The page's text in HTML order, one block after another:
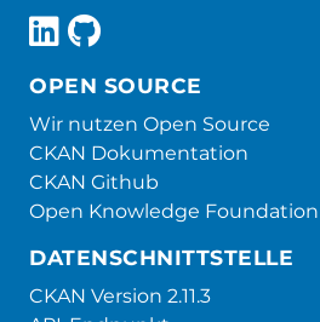
OPEN SOURCE
Wir nutzen Open Source
CKAN Dokumentation
CKAN Github
Open Knowledge Foundation
DATENSCHNITTSTELLE
CKAN Version 2.11.3